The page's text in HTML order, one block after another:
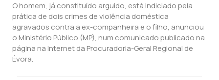
O homem, já constituído arguido, está indiciado pela
prática de dois crimes de violência doméstica
agravados contra a ex-companheira e o filho, anunciou
o Ministério Público (MP), num comunicado publicado na
página na Internet da Procuradoria-Geral Regional de
Évora.